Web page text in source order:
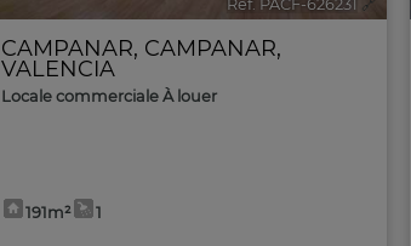
Ref. PACF-626231 🔗
CAMPANAR, CAMPANAR,
VALENCIA
Locale commerciale À louer
191m² 1